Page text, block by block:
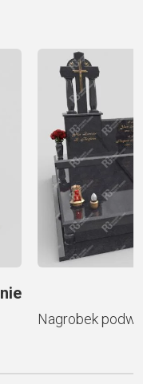
Nagrobek